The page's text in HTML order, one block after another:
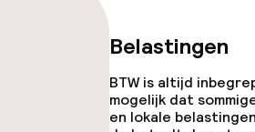
Belastingen
BTW is altijd
mogelijk dat
en lokale